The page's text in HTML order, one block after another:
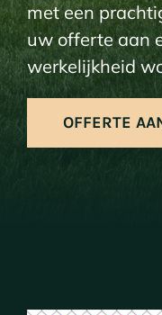
met een
uw offerte aan
werkelijkheid
OFFERTE